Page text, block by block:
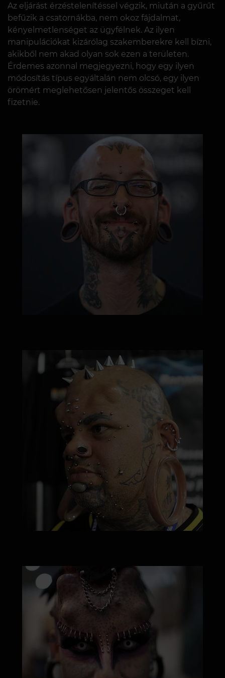
Az eljárást érzéstelenítéssel végzik, miután a gyűrűt
befűzik a csatornákba, nem okoz fájdalmat,
kényelmetlenséget az ügyfélnek. Az ilyen
manipulációkat kizárólag szakemberekre kell bízni,
akikből nem akad olyan sok ezen a területen.
Érdemes azonnal megjegyezni, hogy egy ilyen
módosítás típus egyáltalán nem olcsó, egy ilyen
örömért meglehetősen jelentős összeget kell
fizetnie.